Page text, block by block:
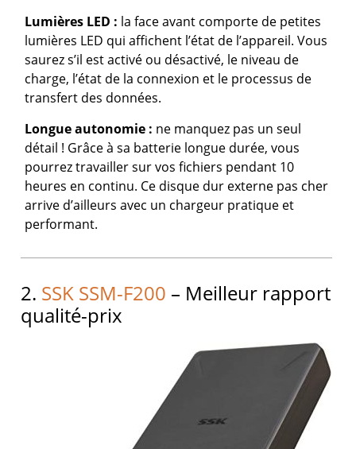
Lumières LED : la face avant comporte de petites
lumières LED qui affichent l’état de l’appareil. Vous
saurez s’il est activé ou désactivé, le niveau de
charge, l’état de la connexion et le processus de
transfert des données.
Longue autonomie : ne manquez pas un seul
détail ! Grâce à sa batterie longue durée, vous
pourrez travailler sur vos fichiers pendant 10
heures en continu. Ce disque dur externe pas cher
arrive d’ailleurs avec un chargeur pratique et
performant.
2. SSK SSM-F200 – Meilleur rapport
qualité-prix